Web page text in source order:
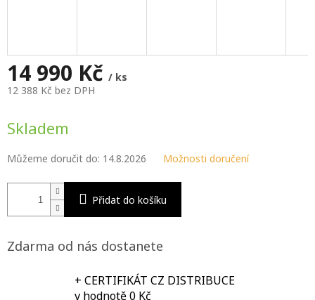
14 990 Kč / ks
12 388 Kč bez DPH
cena:
Skladem
Můžeme doručit do: 14.8.2026 Možnosti doručení
Přidat do košíku
Zdarma od nás dostanete
+ CERTIFIKÁT CZ DISTRIBUCE
v hodnotě 0 Kč